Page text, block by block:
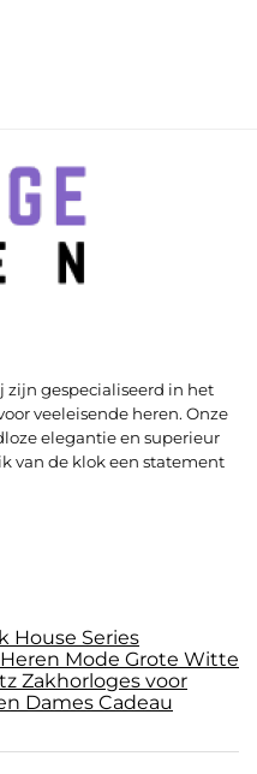
gespecialiseerd in het
veeleisende heren. Onze
elegantie en superieur
van de klok een statement
House Series
Mode Grote Witte
Zakhorloges voor
Dames Cadeau